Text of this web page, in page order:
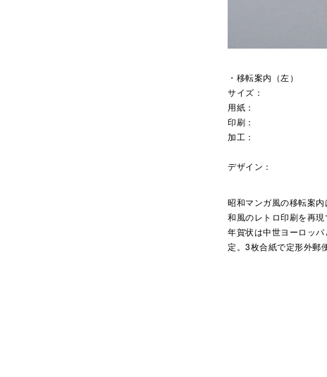
・移転案内（左）
サイズ：
用紙：
印刷：
加工：
デザイン：
昭和マンガ風の移転案
和風のレトロ印刷を再現
年賀状は中世ヨーロッ
定。3枚合紙で定形外郵